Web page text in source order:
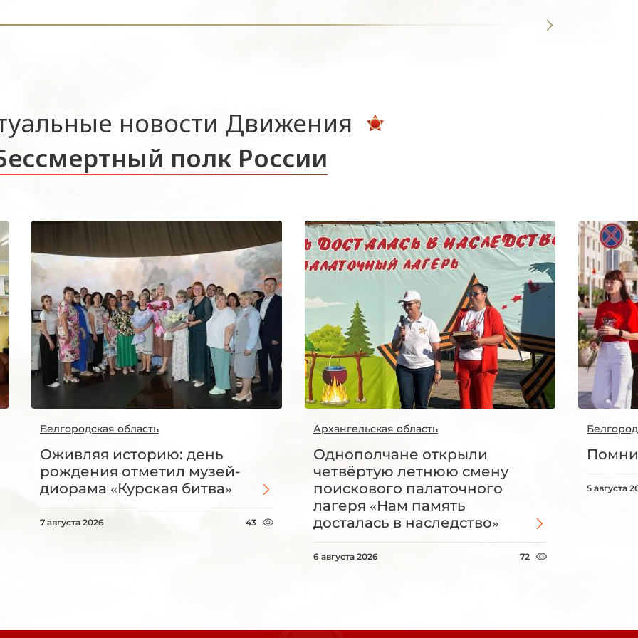
новости Движения
полк России
Белгородская область
Оживляя историю: день
рождения отметил музей-
диорама «Курская битва»
7 августа 2026 43
Архангельская область
Однополчане открыли
четвёртую летнюю смену
поискового палаточного
лагеря «Нам память
досталась в наследство»
6 августа 2026 72
5 августа